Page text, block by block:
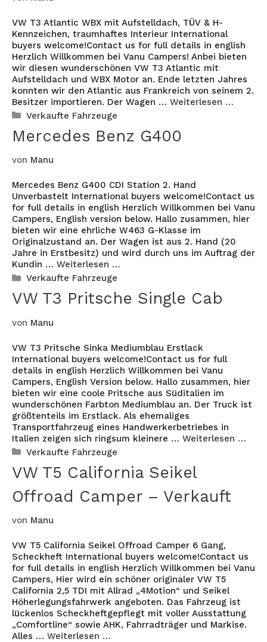
VW T3 Atlantic WBX mit Aufstelldach, TÜV & H-
Kennzeichen, traumhaftes Interieur International
buyers welcome!Contact us for full details in english
Herzlich Willkommen bei Vanu Campers! Anbei bieten
wir diesen wunderschönen VW T3 Atlantic mit
Aufstelldach und WBX Motor an. Ende letzten Jahres
konnten wir den Atlantic aus Frankreich von seinem 2.
Besitzer importieren. Der Wagen … Weiterlesen …
Kategorien
Verkaufte Fahrzeuge
Mercedes Benz G400
von Manu
Mercedes Benz G400 CDI Station 2. Hand
Unverbastelt International buyers welcome!Contact us
for full details in english Herzlich Willkommen bei Vanu
Campers, English version below. Hallo zusammen, hier
bieten wir eine ehrliche W463 G-Klasse im
Originalzustand an. Der Wagen ist aus 2. Hand (20
Jahre in Erstbesitz) und wird durch uns im Auftrag der
Kundin … Weiterlesen …
Kategorien
Verkaufte Fahrzeuge
VW T3 Pritsche Single Cab
von Manu
VW T3 Pritsche Sinka Mediumblau Erstlack
International buyers welcome!Contact us for full
details in english Herzlich Willkommen bei Vanu
Campers, English Version below. Hallo zusammen, hier
bieten wir eine coole Pritsche aus Süditalien im
wunderschönen Farbton Mediumblau an. Der Truck ist
größtenteils im Erstlack. Als ehemaliges
Transportfahrzeug eines Handwerkerbetriebes in
Italien zeigen sich ringsum kleinere … Weiterlesen …
Kategorien
Verkaufte Fahrzeuge
VW T5 California Seikel
Offroad Camper – Verkauft
von Manu
VW T5 California Seikel Offroad Camper 6 Gang,
Scheckheft International buyers welcome!Contact us
for full details in english Herzlich Willkommen bei Vanu
Campers, Hier wird ein schöner originaler VW T5
California 2,5 TDI mit Allrad „4Motion“ und Seikel
Höherlegungsfahrwerk angeboten. Das Fahrzeug ist
lückenlos Scheckheftgepflegt mit voller Ausstattung
„Comfortline“ sowie AHK, Fahrradträger und Markise.
Alles … Weiterlesen …